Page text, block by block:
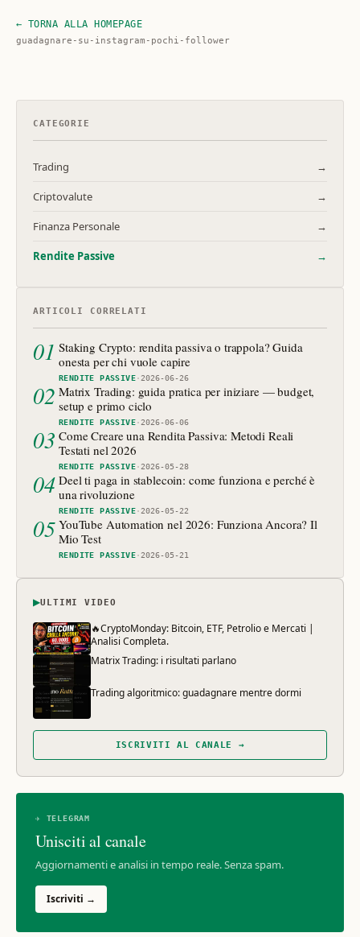
← TORNA ALLA HOMEPAGE
guadagnare-su-instagram-pochi-follower
CATEGORIE
Trading →
Criptovalute →
Finanza Personale →
Rendite Passive →
ARTICOLI CORRELATI
01 Staking Crypto: rendita passiva o trappola? Guida
onesta per chi vuole capire
RENDITE PASSIVE·2026-06-26
02 Matrix Trading: guida pratica per iniziare — budget,
setup e primo ciclo
RENDITE PASSIVE·2026-06-06
03 Come Creare una Rendita Passiva: Metodi Reali
Testati nel 2026
RENDITE PASSIVE·2026-05-28
04 Deel ti paga in stablecoin: come funziona e perché è
una rivoluzione
RENDITE PASSIVE·2026-05-22
05 YouTube Automation nel 2026: Funziona Ancora? Il
Mio Test
RENDITE PASSIVE·2026-05-21
▶ULTIMI VIDEO
🔥CryptoMonday: Bitcoin, ETF, Petrolio e Mercati |
Analisi Completa.
Matrix Trading: i risultati parlano
Trading algoritmico: guadagnare mentre dormi
ISCRIVITI AL CANALE →
✈ TELEGRAM
Unisciti al canale
Aggiornamenti e analisi in tempo reale. Senza spam.
Iscriviti →